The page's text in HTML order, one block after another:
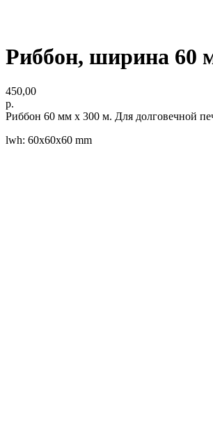
Риббон, ширина 60
450,00
р.
Риббон 60 мм x 300 м. Для долговечной
lwh: 60x60x60 mm